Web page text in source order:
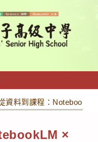
從資料到課程：
×